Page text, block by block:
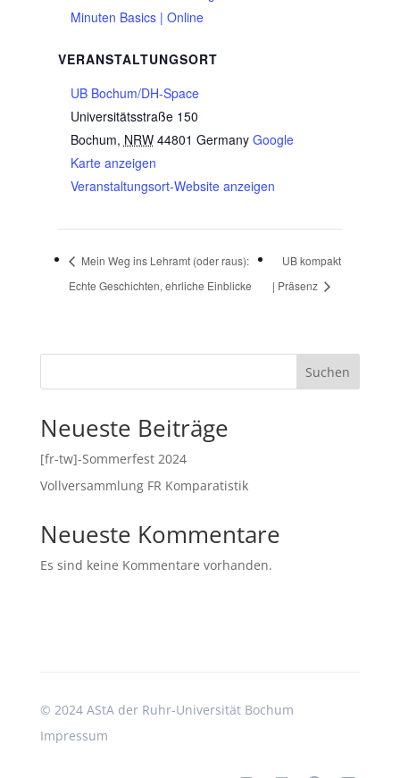
Minuten Basics | Online
VERANSTALTUNGSORT
UB Bochum/DH-Space
Universitätsstraße 150
Bochum, NRW 44801 Germany Google
Karte anzeigen
Veranstaltungsort-Website anzeigen
Mein Weg ins Lehramt (oder raus):
Echte Geschichten, ehrliche Einblicke
UB kompakt
| Präsenz
Suchen
Neueste Beiträge
[fr-tw]-Sommerfest 2024
Vollversammlung FR Komparatistik
Neueste Kommentare
Es sind keine Kommentare vorhanden.
© 2024 AStA der Ruhr-Universität Bochum
Impressum